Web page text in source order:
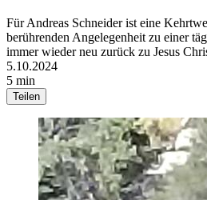
Für Andreas Schneider ist eine
berührenden Angelegenheit zu einer
immer wieder neu zurück zu Jesus
5.10.2024
5 min
Teilen